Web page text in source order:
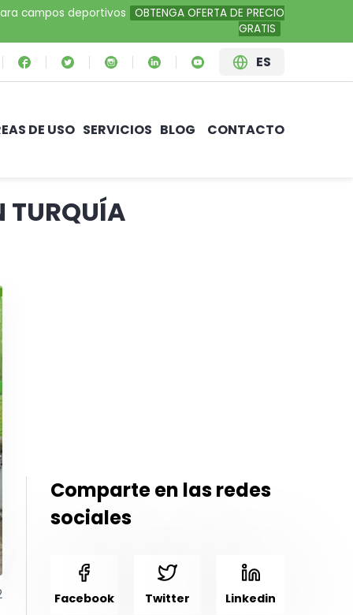
campos deportivos
OBTENGA OFERTA DE PRECIO
GRATIS
ES
DE USO SERVICIOS BLOG CONTACTO
TURQUÍA
Comparte en las redes
sociales
Facebook Twitter Linkedin